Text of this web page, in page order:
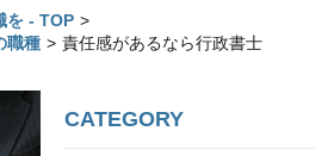
を - TOP >
職種 > 責任感があるなら行政書士
CATEGORY